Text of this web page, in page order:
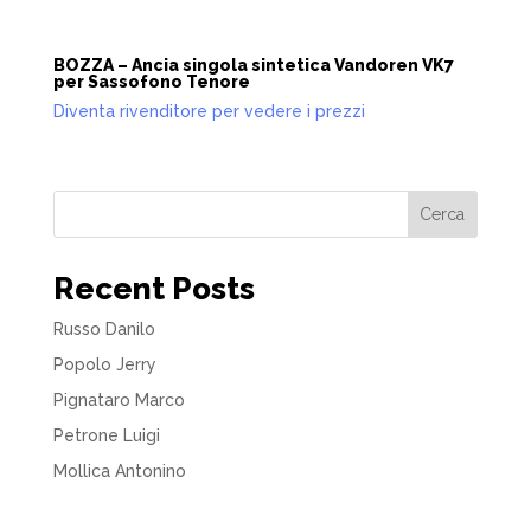
BOZZA – Ancia singola sintetica Vandoren VK7
per Sassofono Tenore
Diventa rivenditore per vedere i prezzi
Cerca
Recent Posts
Russo Danilo
Popolo Jerry
Pignataro Marco
Petrone Luigi
Mollica Antonino